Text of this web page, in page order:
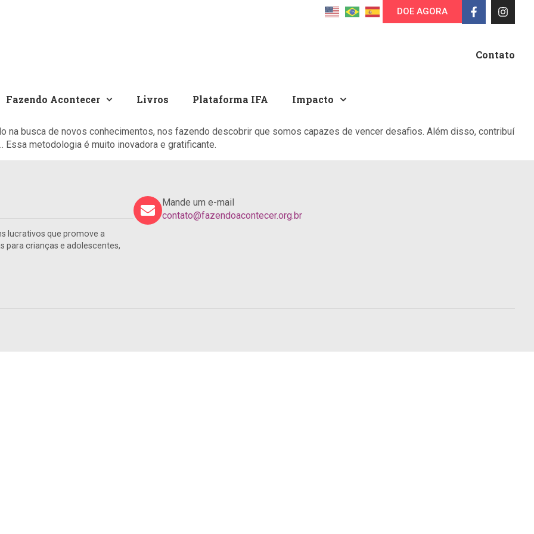
DOE AGORA
Contato
Fazendo Acontecer Livros Plataforma IFA Impacto
na busca de novos conhecimentos, nos fazendo descobrir que somos capazes de vencer desafios. Além disso, contribuí
metodologia é muito inovadora e gratificante.
lucrativos que promove a
para crianças e adolescentes,
Mande um e-mail
contato@fazendoacontecer.org.br